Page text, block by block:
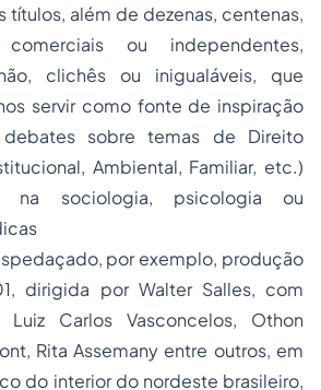
títulos, além de dezenas, centenas,
ou independentes,
clichês ou inigualáveis, que
servir como fonte de inspiração
debates sobre temas de Direito
Ambiental, Familiar, etc.)
na sociologia, psicologia ou
, por exemplo, produção
dirigida por Walter Salles, com
Luiz Carlos Vasconcelos, Othon
Rita Assemany entre outros, em
do interior do nordeste brasileiro,